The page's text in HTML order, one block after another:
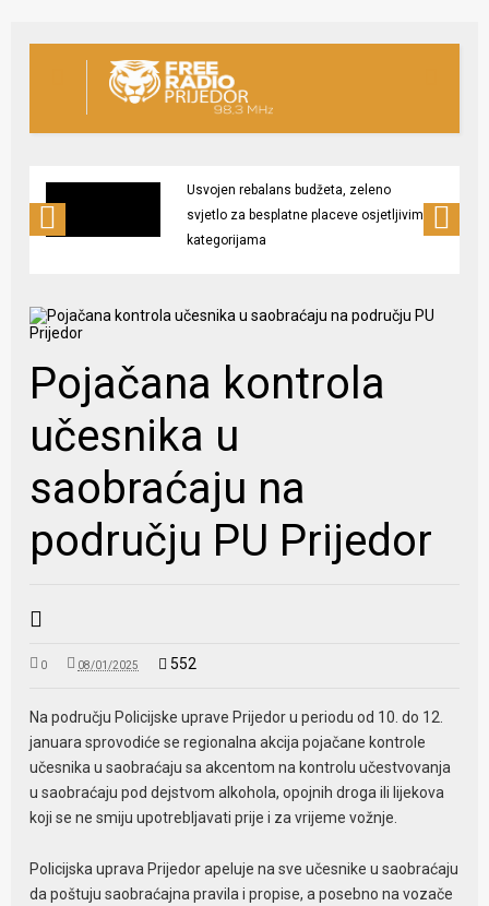
Usvojen rebalans budžeta, zeleno
svjetlo za besplatne placeve osjetljivim
kategorijama
Pojačana kontrola
učesnika u
saobraćaju na
području PU Prijedor
0 08/01/2025 552
Na području Policijske uprave Prijedor u periodu od 10. do 12.
januara sprovodiće se regionalna akcija pojačane kontrole
učesnika u saobraćaju sa akcentom na kontrolu učestvovanja
u saobraćaju pod dejstvom alkohola, opojnih droga ili lijekova
koji se ne smiju upotrebljavati prije i za vrijeme vožnje.
Policijska uprava Prijedor apeluje na sve učesnike u saobraćaju
da poštuju saobraćajna pravila i propise, a posebno na vozače